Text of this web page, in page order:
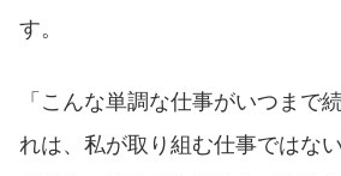
す。
「こんな単調な仕事がいつまで
れは、私が取り組む仕事ではな